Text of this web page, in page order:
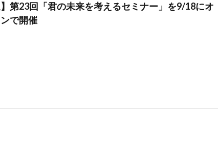
】第23回「君の未来を考えるセミナー」を9/18にオ
で開催